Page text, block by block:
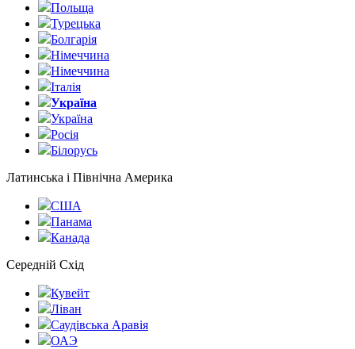
Польща
Турецька
Болгарія
Німеччина
Німеччина
Італія
Україна
Україна
Росія
Білорусь
Латинська і Північна Америка
США
Панама
Канада
Середній Схід
Кувейт
Ліван
Саудівська Аравія
ОАЭ